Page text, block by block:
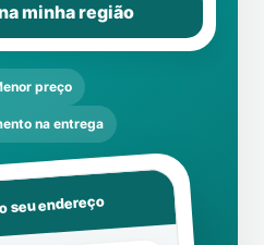
minha região
preço
na entrega
seu endereço